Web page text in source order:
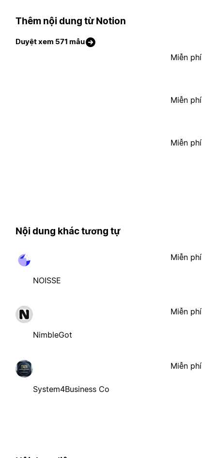
Thêm nội dung từ Notion
Duyệt xem 571 mẫu
Miễn phí
Miễn phí
Miễn phí
Nội dung khác tương tự
NOISSE
Miễn phí
NimbleGot
Miễn phí
System4Business Co
Miễn phí